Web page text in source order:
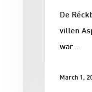
De
villen
war…
March 1,